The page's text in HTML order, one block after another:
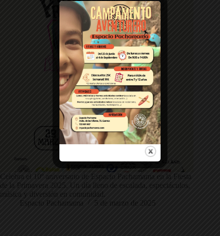
Celebra el 10º aniversario de Espacio Pachamama en la Fiesta
de la Primavera 2025. Un día lleno de escalada, espectáculos,
música y diversión en comunidad.
Espacio Pachamama
5 de marzo de 2025